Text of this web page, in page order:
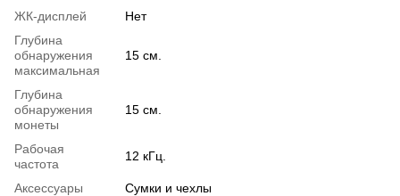
ЖК-дисплей
Нет
Глубина
обнаружения
максимальная
15 см.
Глубина
обнаружения
монеты
15 см.
Рабочая
частота
12 кГц.
Аксессуары
Сумки и чехлы